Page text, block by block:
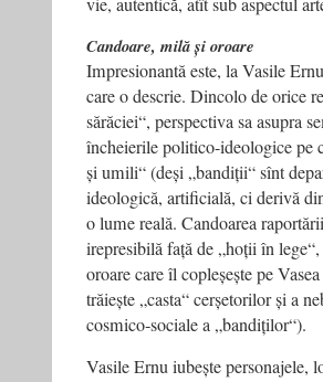
Candoare, milă și oroare
Impresionantă este, la Vasile
care o descrie. Dincolo de orice
sărăciei“, perspectiva sa asupra
încheierile politico-ideologice pe
și umili“ (deși „bandiții“ sînt
ideologică, artificială, ci derivă
o lume reală. Candoarea
irepresibilă față de „hoții în
oroare care îl copleșește pe
trăiește „casta“ cerșetorilor și a
cosmico‑so­ciale a „bandiților“).
Vasile Ernu iubește personajele,